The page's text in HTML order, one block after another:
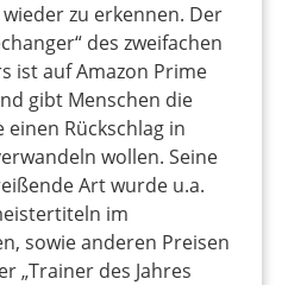
zu erkennen. Der
des zweifachen
ist auf Amazon Prime
gibt Menschen die
Rückschlag in
wollen. Seine
Art wurde u.a.
im
sowie anderen Preisen
„Trainer des Jahres